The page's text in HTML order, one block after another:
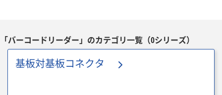
「バーコードリーダー」のカテゴリ一覧（0シリーズ）
基板対基板コネクタ